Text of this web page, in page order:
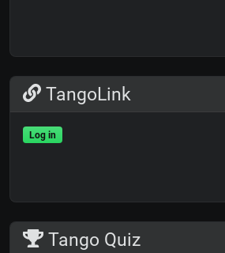
TangoLink
Log in
Tango Quiz